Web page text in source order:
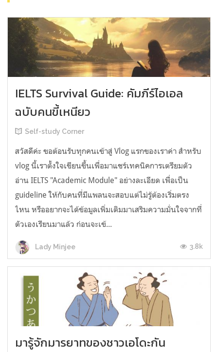
IELTS Survival Guide: คัมภีร์ไอเอล
ฉบับคนขี้เหนียว
Self-study Corner
สวัสดีค่ะ ขอต้อนรับทุกคนเข้าสู่ Vlog แรกของเราค่า สำหรับ
vlog นี้เราตั้งใจเขียนขึ้นเพื่อมาแชร์เทคนิคการเตรียมตัว
อ่าน IELTS "Academic Module" อย่างละเอียด เพื่อเป็น
guideline ให้กับคนที่มีแพลนจะสอบแต่ไม่รู้ต้องเริ่มตรง
ไหน หรืออยากจะได้ข้อมูลเพิ่มเติมมาเสริมความมั่นใจจากที่
ตัวเองเรียนมาแล้ว ก่อนจะเข้...
Lady Minjee 3.8k
มารู้จักมารยาทของชาวเอโดะกัน